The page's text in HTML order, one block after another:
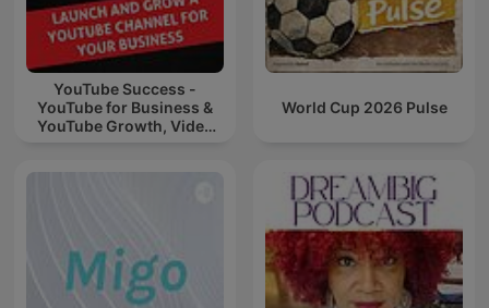
YouTube Success -
YouTube for Business &
YouTube Growth, Video
World Cup 2026 Pulse